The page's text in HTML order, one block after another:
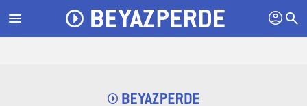
menu profil search